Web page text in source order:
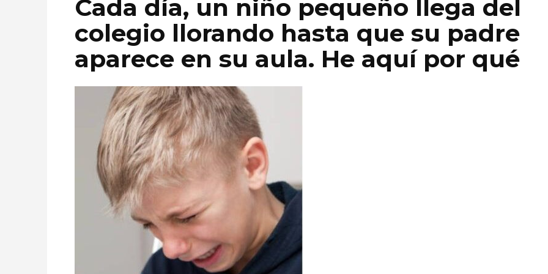
Cada día, un niño pequeño llega del
colegio llorando hasta que su padre
aparece en su aula. He aquí por qué